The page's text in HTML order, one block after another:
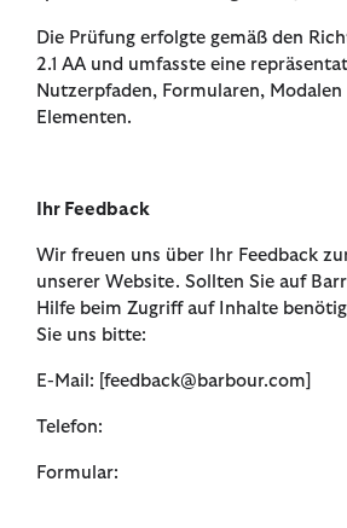
Die Prüfung erfolgte gemäß den
2.1 AA und umfasste eine
Nutzerpfaden, Formularen,
Elementen.
Ihr Feedback
Wir freuen uns über Ihr Feedback
unserer Website. Sollten Sie auf
Hilfe beim Zugriff auf Inhalte
Sie uns bitte:
E-Mail: [feedback@barbour.com]
Telefon:
Formular: